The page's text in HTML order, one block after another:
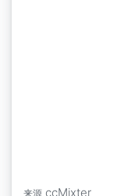
来源 ccMixter